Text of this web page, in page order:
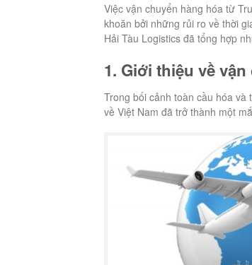
Việc vận chuyển hàng hóa từ
khoăn bởi những rủi ro về thời
Hải Tàu Logistics đã tổng hợp
1. Giới thiệu về
Trong bối cảnh toàn cầu hóa
về Việt Nam đã trở thành một